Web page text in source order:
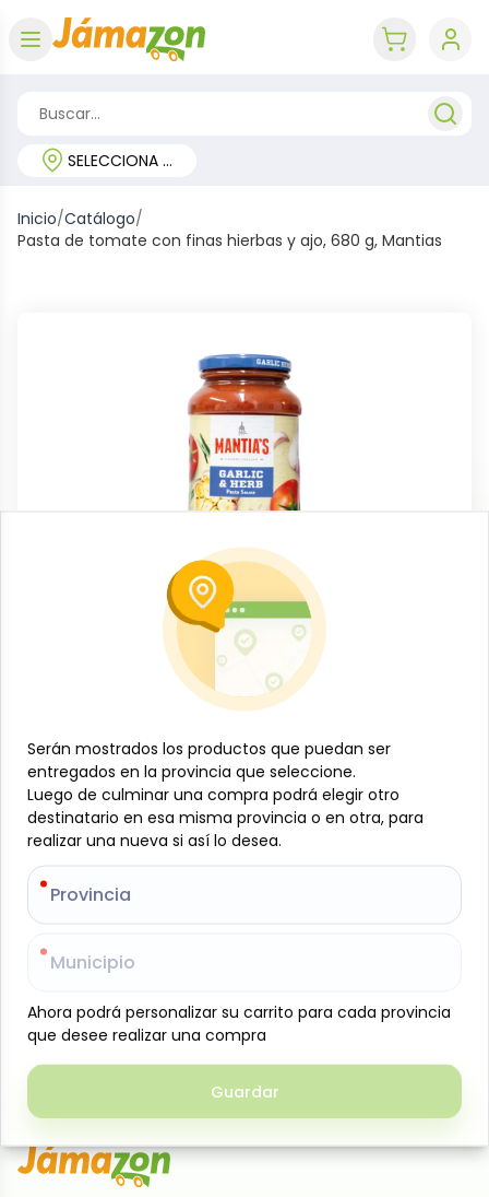
SELECCIONA TU REGIÓN
Inicio/Catálogo/
Pasta de tomate con finas hierbas y ajo, 680 g, Mantias
Conservas, enlatados y congelados
Pasta de tomate con finas hierbas y ajo,
MANTIAS -SKU:B-JAM-001-713
$369
Especificaciones
Pasta de tomate con finas hierbas y ajos Mantias,
680 g. Salsa aromática y deliciosa, lista para
Foto de referencia del producto
Serán mostrados los productos que puedan ser
entregados en la provincia que seleccione.
Luego de culminar una compra podrá elegir otro
destinatario en esa misma provincia o en otra, para
realizar una nueva si así lo desea.
Provincia
Municipio
Ahora podrá personalizar su carrito para cada provincia
que desee realizar una compra
Guardar
Serán mostrados los productos que puedan ser
entregados en la provincia que seleccione.
Luego de culminar una compra podrá elegir otro
destinatario en esa misma provincia o en otra, para
realizar una nueva si así lo desea.
Provincia
Municipio
Ahora podrá personalizar su carrito para cada provincia
que desee realizar una compra
Guardar